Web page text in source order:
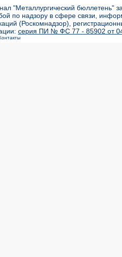
"Металлургический бюллетень"
по надзору в сфере связи,
(Роскомнадзор),
серия ПИ № ФС 77 - 85902 от 04